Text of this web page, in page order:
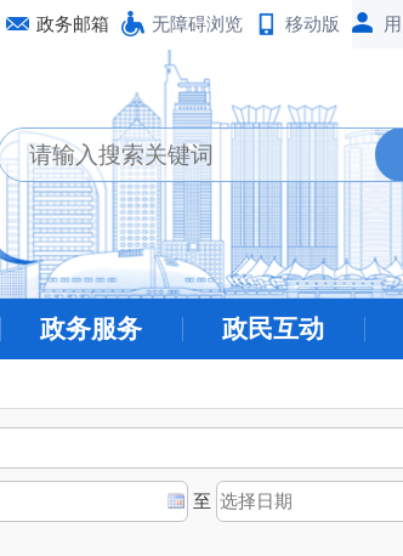
政务邮箱 无障碍浏览 移动版
政务服务 政民互动
至